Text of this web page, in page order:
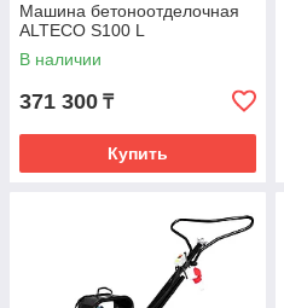
Машина бетоноотделочная
ALTECO S100 L
В наличии
371 300 ₸
Купить